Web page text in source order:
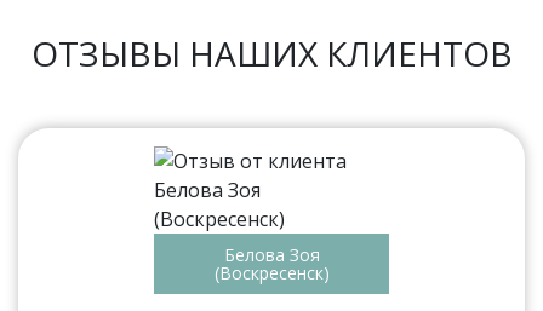
ОТЗЫВЫ НАШИХ КЛИЕНТОВ
Белова Зоя
(Воскресенск)